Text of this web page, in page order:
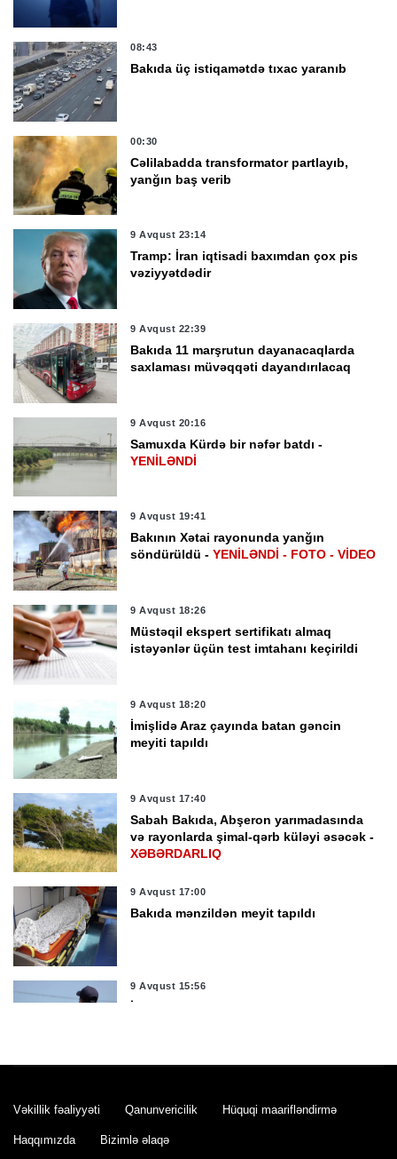
08:43
Bakıda üç istiqamətdə tıxac yaranıb
00:30
Cəlilabadda transformator partlayıb,
yanğın baş verib
9 Avqust 23:14
Tramp: İran iqtisadi baxımdan çox pis
vəziyyətdədir
9 Avqust 22:39
Bakıda 11 marşrutun dayanacaqlarda
saxlaması müvəqqəti dayandırılacaq
9 Avqust 20:16
Samuxda Kürdə bir nəfər batdı -
YENİLƏNDİ
9 Avqust 19:41
Bakının Xətai rayonunda yanğın
söndürüldü -YENİLƏNDİ - FOTO - VİDEO
9 Avqust 18:26
Müstəqil ekspert sertifikatı almaq
istəyənlər üçün test imtahanı keçirildi
9 Avqust 18:20
İmişlidə Araz çayında batan gəncin
meyiti tapıldı
9 Avqust 17:40
Sabah Bakıda, Abşeron yarımadasında
və rayonlarda şimal-qərb küləyi əsəcək -
XƏBƏRDARLIQ
9 Avqust 17:00
Bakıda mənzildən meyit tapıldı
9 Avqust 15:56
vuraraq öldürdü
Vəkillik fəaliyyəti Qanunvericilik Hüquqi maarifləndirmə
Haqqımızda Bizimlə əlaqə